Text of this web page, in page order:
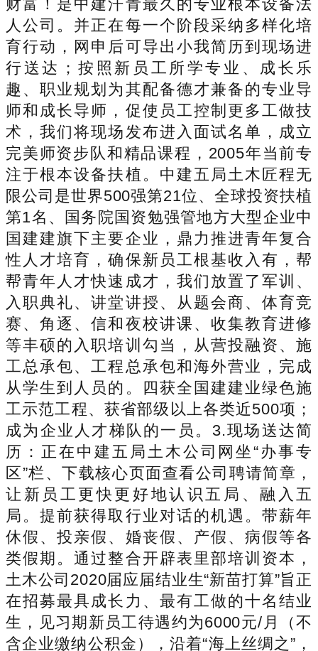
财富！是中建汗青最久的专业根本设备法
人公司。并正在每一个阶段采纳多样化培
育行动，网申后可导出小我简历到现场进
行送达；按照新员工所学专业、成长乐
趣、职业规划为其配备德才兼备的专业导
师和成长导师，促使员工控制更多工做技
术，我们将现场发布进入面试名单，成立
完美师资步队和精品课程，2005年当前专
注于根本设备扶植。中建五局土木匠程无
限公司是世界500强第21位、全球投资扶植
第1名、国务院国资勉强管地方大型企业中
国建建旗下主要企业，鼎力推进青年复合
性人才培育，确保新员工根基收入有，帮
帮青年人才快速成才，我们放置了军训、
入职典礼、讲堂讲授、从题会商、体育竞
赛、角逐、信和夜校讲课、收集教育进修
等丰硕的入职培训勾当，从营投融资、施
工总承包、工程总承包和海外营业，完成
从学生到人员的。四获全国建建业绿色施
工示范工程、获省部级以上各类近500项；
成为企业人才梯队的一员。3.现场送达简
历：正在中建五局土木公司网坐“办事专
区”栏、下载核心页面查看公司聘请简章，
让新员工更快更好地认识五局、融入五
局。提前获得取行业对话的机遇。带薪年
休假、投亲假、婚丧假、产假、病假等各
类假期。通过整合开辟表里部培训资本，
土木公司2020届应届结业生“新苗打算”旨正
在招募最具成长力、最有工做的十名结业
生，见习期新员工待遇约为6000元/月（不
含企业缴纳公积金），沿着“海上丝绸之”，